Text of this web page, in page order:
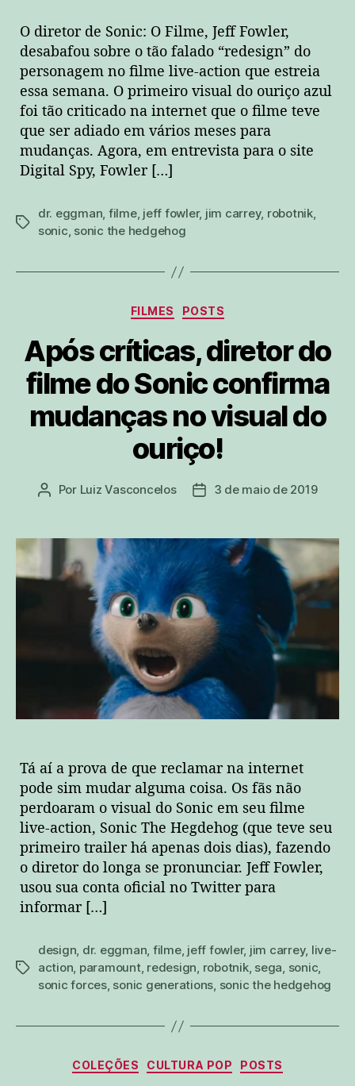
O diretor de Sonic: O Filme, Jeff Fowler,
desabafou sobre o tão falado “redesign” do
personagem no filme live-action que estreia
essa semana. O primeiro visual do ouriço azul
foi tão criticado na internet que o filme teve
que ser adiado em vários meses para
mudanças. Agora, em entrevista para o site
Digital Spy, Fowler […]
tags
dr. eggman, filme, jeff fowler, jim carrey, robotnik,
sonic, sonic the hedgehog
Categorias
FILMES POSTS
Após críticas, diretor do
filme do Sonic confirma
mudanças no visual do
ouriço!
Autor
Por Luiz Vasconcelos
Data3 de maio de 2019
Tá aí a prova de que reclamar na internet
pode sim mudar alguma coisa. Os fãs não
perdoaram o visual do Sonic em seu filme
live-action, Sonic The Hegdehog (que teve seu
primeiro trailer há apenas dois dias), fazendo
o diretor do longa se pronunciar. Jeff Fowler,
usou sua conta oficial no Twitter para
informar […]
tags
design, dr. eggman, filme, jeff fowler, jim carrey, live-
action, paramount, redesign, robotnik, sega, sonic,
sonic forces, sonic generations, sonic the hedgehog
Categorias
COLEÇÕES CULTURA POP POSTS